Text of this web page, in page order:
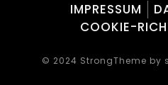
IMPRESSUM
COOKIE-
© 2024 StrongTheme by